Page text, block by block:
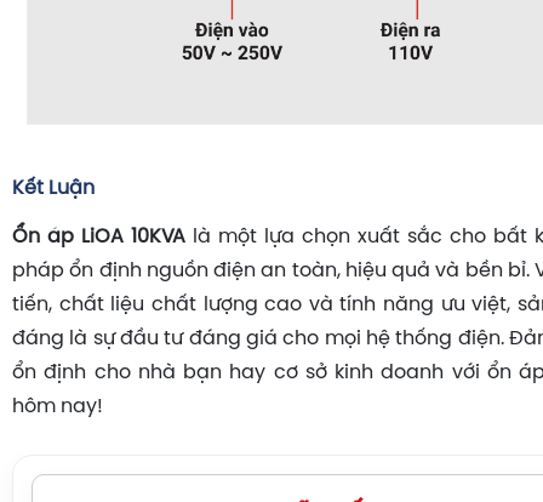
Kết Luận
Ổn áp LiOA 10KVA là một lựa chọn xuất sắc cho bất
pháp ổn định nguồn điện an toàn, hiệu quả và bền bỉ.
tiến, chất liệu chất lượng cao và tính năng ưu việt,
đáng là sự đầu tư đáng giá cho mọi hệ thống điện.
ổn định cho nhà bạn hay cơ sở kinh doanh với ổn áp
hôm nay!